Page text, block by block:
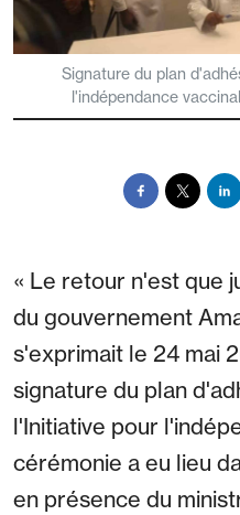
Signature du plan
l'indépendance
« Le retour n'est que
du gouvernement
s'exprimait le 24 mai
signature du plan
l'Initiative pour
cérémonie a eu lieu
en présence du